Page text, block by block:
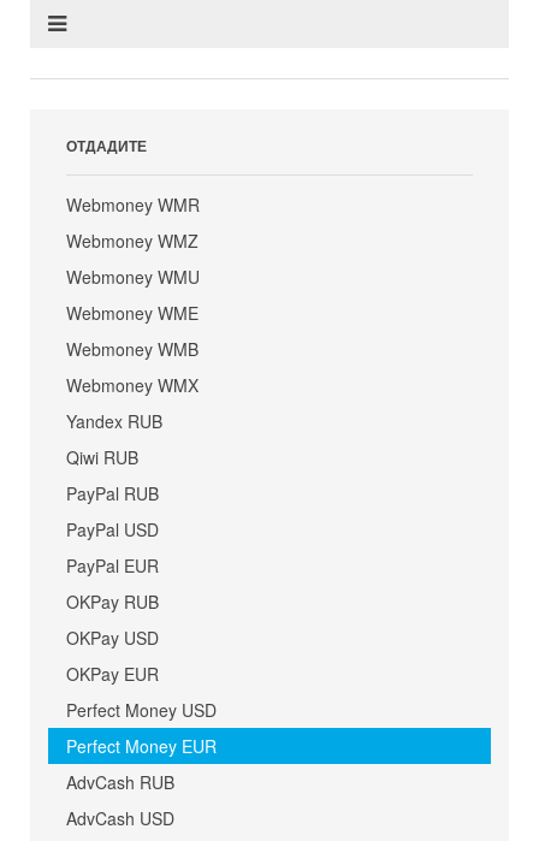
ОТДАДИТЕ
Webmoney WMR
Webmoney WMZ
Webmoney WMU
Webmoney WME
Webmoney WMB
Webmoney WMX
Yandex RUB
Qiwi RUB
PayPal RUB
PayPal USD
PayPal EUR
OKPay RUB
OKPay USD
OKPay EUR
Perfect Money USD
Perfect Money EUR
AdvCash RUB
AdvCash USD